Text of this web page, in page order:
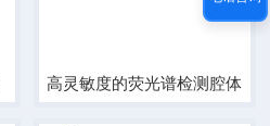
高灵敏度的荧光谱检测腔体